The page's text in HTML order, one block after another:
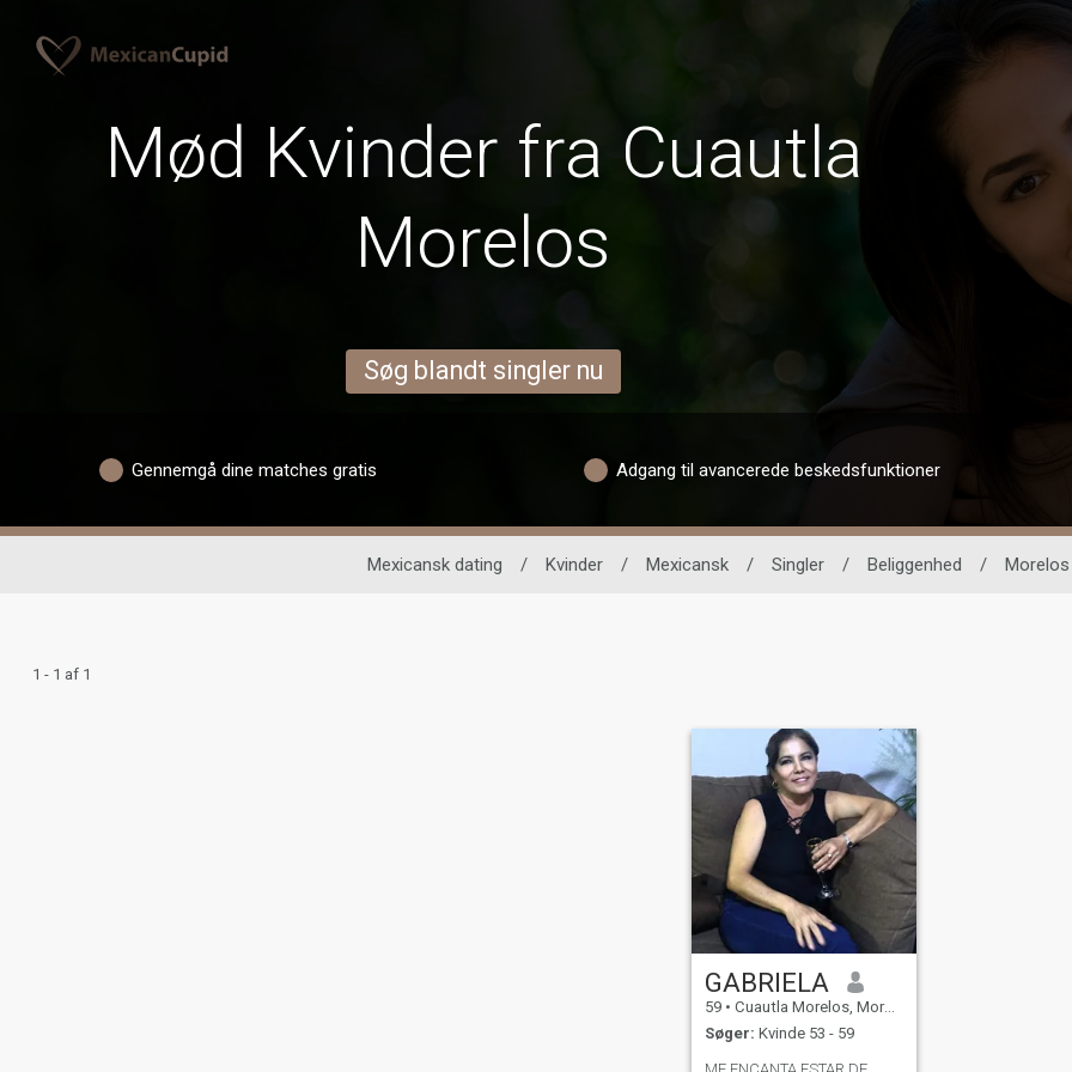
Mød Kvinder fra Cuautla
Morelos
Søg blandt singler nu
Gennemgå dine matches gratis Adgang til avancerede beskedsfunktioner
Mexicansk dating / Kvinder / Mexicansk / Singler / Beliggenhed / Morelos
1 - 1 af 1
GABRIELA
59 • Cuautla Morelos, Morelos, Mexico
Søger: Kvinde 53 - 59